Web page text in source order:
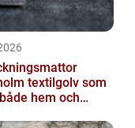
som
hem och